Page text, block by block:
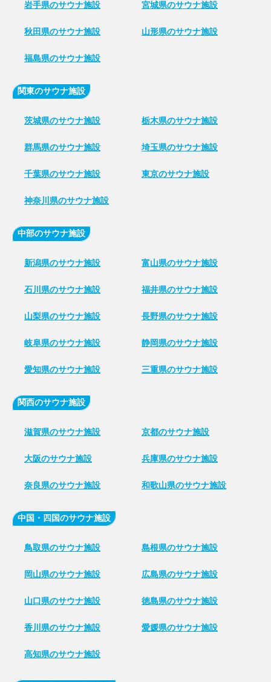
岩手県のサウナ施設 宮城県のサウナ施設
秋田県のサウナ施設 山形県のサウナ施設
福島県のサウナ施設
関東のサウナ施設
茨城県のサウナ施設 栃木県のサウナ施設
群馬県のサウナ施設 埼玉県のサウナ施設
千葉県のサウナ施設 東京のサウナ施設
神奈川県のサウナ施設
中部のサウナ施設
新潟県のサウナ施設 富山県のサウナ施設
石川県のサウナ施設 福井県のサウナ施設
山梨県のサウナ施設 長野県のサウナ施設
岐阜県のサウナ施設 静岡県のサウナ施設
愛知県のサウナ施設 三重県のサウナ施設
関西のサウナ施設
滋賀県のサウナ施設 京都のサウナ施設
大阪のサウナ施設 兵庫県のサウナ施設
奈良県のサウナ施設 和歌山県のサウナ施設
中国・四国のサウナ施設
鳥取県のサウナ施設 島根県のサウナ施設
岡山県のサウナ施設 広島県のサウナ施設
山口県のサウナ施設 徳島県のサウナ施設
香川県のサウナ施設 愛媛県のサウナ施設
高知県のサウナ施設